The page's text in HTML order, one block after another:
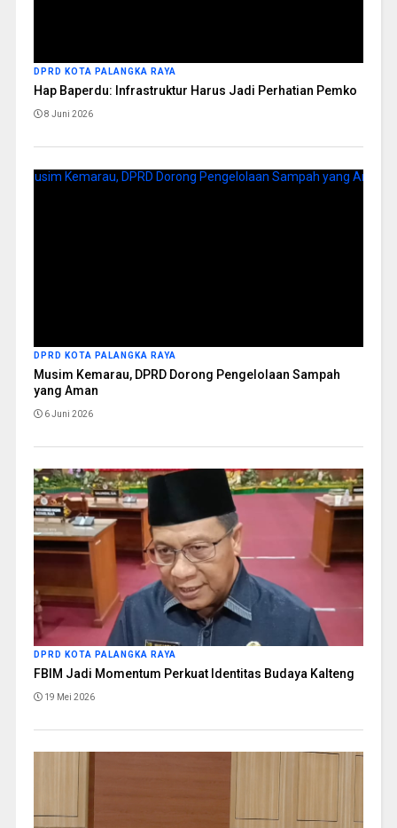
DPRD KOTA PALANGKA RAYA
Hap Baperdu: Infrastruktur Harus Jadi Perhatian Pemko
8 Juni 2026
DPRD KOTA PALANGKA RAYA
Musim Kemarau, DPRD Dorong Pengelolaan Sampah
yang Aman
6 Juni 2026
DPRD KOTA PALANGKA RAYA
FBIM Jadi Momentum Perkuat Identitas Budaya Kalteng
19 Mei 2026